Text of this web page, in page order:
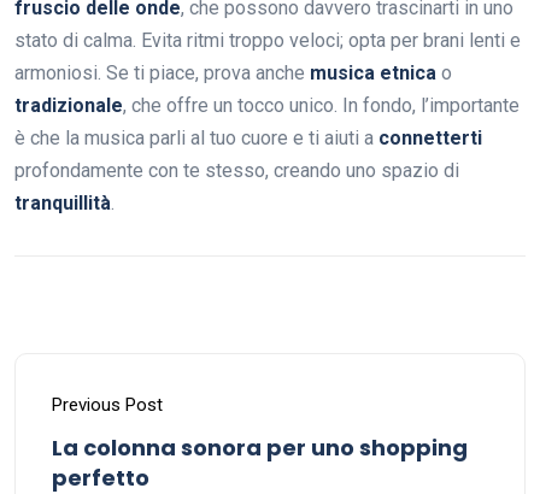
fruscio delle onde, che possono davvero trascinarti in uno
stato di calma. Evita ritmi troppo veloci; opta per brani lenti e
armoniosi. Se ti piace, prova anche musica etnica o
tradizionale, che offre un tocco unico. In fondo, l’importante
è che la musica parli al tuo cuore e ti aiuti a connetterti
profondamente con te stesso, creando uno spazio di
tranquillità.
Previous Post
La colonna sonora per uno shopping
perfetto